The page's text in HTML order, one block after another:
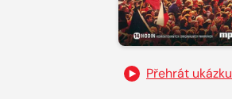
Přehrát ukázku